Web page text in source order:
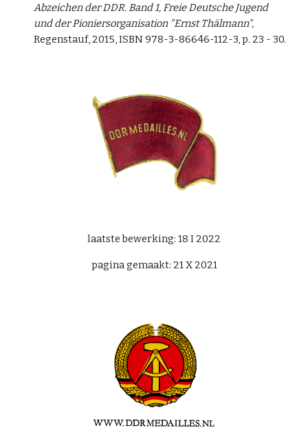
Abzeichen der DDR. Band 1, Freie Deutsche Jugend
und der Pioniersorganisation "Ernst Thälmann",
Regenstauf, 2015, ISBN 978-3-86646-112-3, p. 23 - 30.
laatste bewerking: 18 I 2022
pagina gemaakt: 21 X 2021